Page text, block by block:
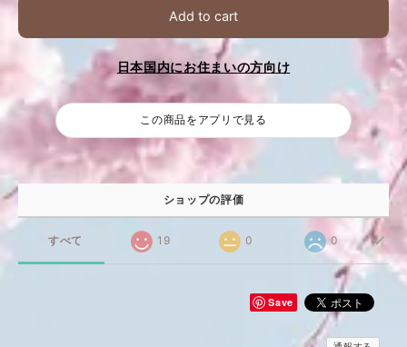
Add to cart
日本国内にお住まいの方向け
この商品をアプリで見る
ショップの評価
すべて 19 0 0
Save